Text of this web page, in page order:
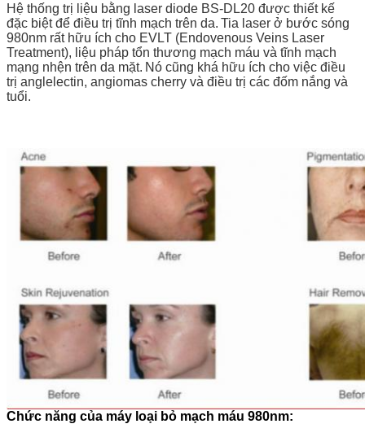
Hệ thống trị liệu bằng laser diode BS-DL20 được thiết kế
đặc biệt để điều trị tĩnh mạch trên da. Tia laser ở bước sóng
980nm rất hữu ích cho EVLT (Endovenous Veins Laser
Treatment), liệu pháp tổn thương mạch máu và tĩnh mạch
mạng nhện trên da mặt. Nó cũng khá hữu ích cho việc điều
trị anglelectin, angiomas cherry và điều trị các đốm nắng và
tuổi.
Chức năng của máy loại bỏ mạch máu 980nm: